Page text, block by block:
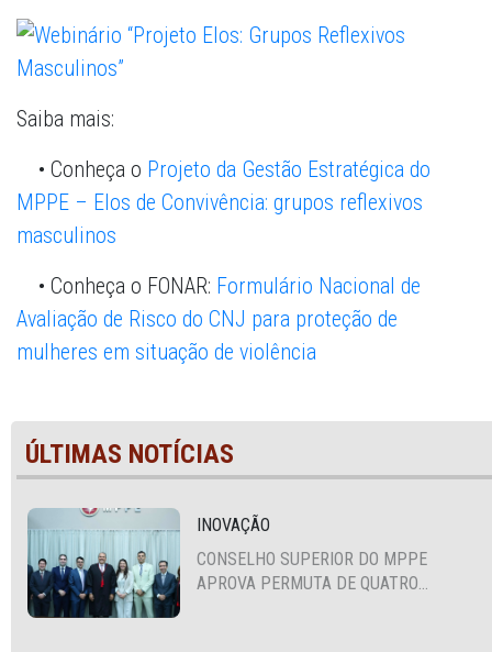
Saiba mais:
• Conheça o Projeto da Gestão Estratégica do
MPPE – Elos de Convivência: grupos reflexivos
masculinos
• Conheça o FONAR: Formulário Nacional de
Avaliação de Risco do CNJ para proteção de
mulheres em situação de violência
ÚLTIMAS NOTÍCIAS
INOVAÇÃO
CONSELHO SUPERIOR DO MPPE
APROVA PERMUTA DE QUATRO